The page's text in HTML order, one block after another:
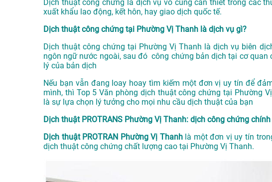
Dịch thuật công chứng là dịch vụ vô cùng cần thiết trong các
xuất khẩu lao động, kết hôn, hay giao dịch quốc tế.
Dịch thuật công chứng tại Phường Vị Thanh là dịch vụ gì?
Dịch thuật công chứng tại Phường Vị Thanh là dịch vụ biên
ngôn ngữ nước ngoài, sau đó công chứng bản dịch tại cơ
lý của bản dịch
Nếu bạn vẫn đang loay hoay tìm kiếm một đơn vị uy tín để
mình, thì Top 5 Văn phòng dịch thuật công chứng tại Phường
là sự lựa chọn lý tưởng cho mọi nhu cầu dịch thuật của bạn
Dịch thuật PROTRANS Phường Vị Thanh: dịch công chứng
Dịch thuật PROTRAN Phường Vị Thanhlà một đơn vị uy tín
dịch thuật công chứng chất lượng cao tại Phường Vị Thanh.